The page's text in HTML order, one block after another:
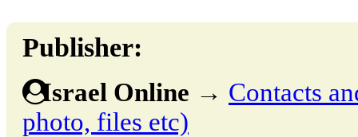
Publisher:
Israel Online → Contacts
photo, files etc)